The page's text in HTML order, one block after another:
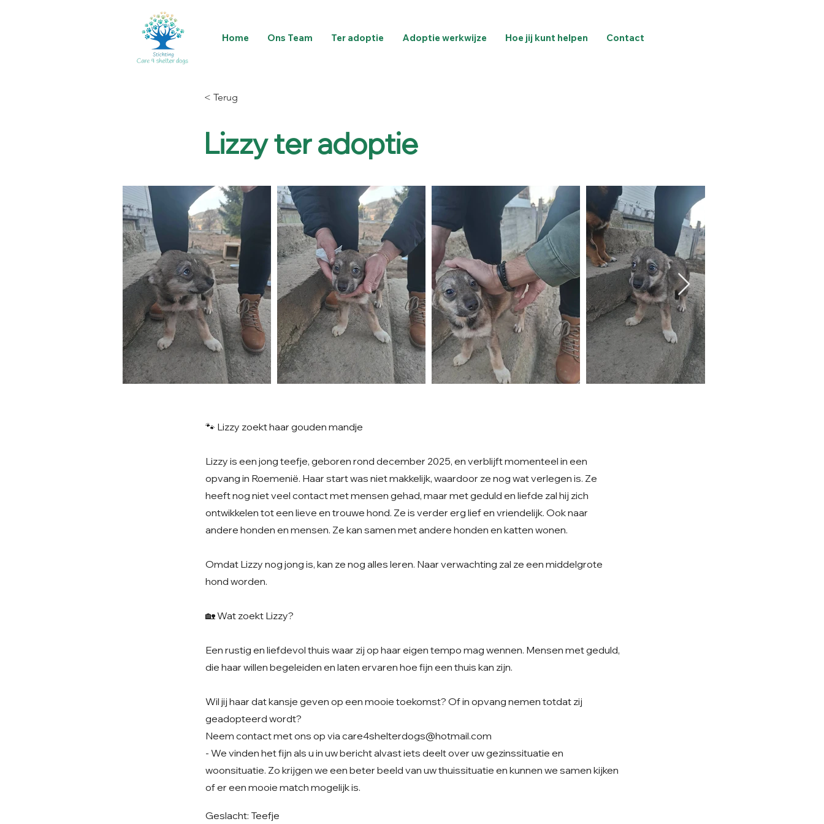
Home Ons Team Ter adoptie Adoptie werkwijze Hoe jij kunt helpen Contact
< Terug
Lizzy ter adoptie
🐾 Lizzy zoekt haar gouden mandje
Lizzy is een jong teefje, geboren rond december 2025, en verblijft momenteel in een
opvang in Roemenië. Haar start was niet makkelijk, waardoor ze nog wat verlegen is. Ze
heeft nog niet veel contact met mensen gehad, maar met geduld en liefde zal hij zich
ontwikkelen tot een lieve en trouwe hond. Ze is verder erg lief en vriendelijk. Ook naar
andere honden en mensen. Ze kan samen met andere honden en katten wonen.
Omdat Lizzy nog jong is, kan ze nog alles leren. Naar verwachting zal ze een middelgrote
hond worden.
🏡 Wat zoekt Lizzy?
Een rustig en liefdevol thuis waar zij op haar eigen tempo mag wennen. Mensen met geduld,
die haar willen begeleiden en laten ervaren hoe fijn een thuis kan zijn.
Wil jij haar dat kansje geven op een mooie toekomst? Of in opvang nemen totdat zij
geadopteerd wordt?
Neem contact met ons op via care4shelterdogs@hotmail.com
- We vinden het fijn als u in uw bericht alvast iets deelt over uw gezinssituatie en
woonsituatie. Zo krijgen we een beter beeld van uw thuissituatie en kunnen we samen kijken
of er een mooie match mogelijk is.
Geslacht: Teefje